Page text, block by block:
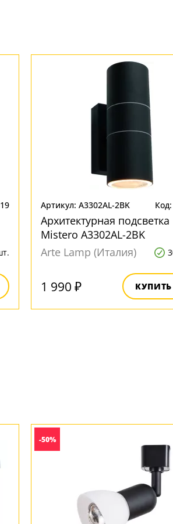
Артикул: A3302AL-2BK
Архитектурная подсветка
Mistero A3302AL-2BK
Arte Lamp (Италия)
1 990 ₽ КУПИТЬ
-50%